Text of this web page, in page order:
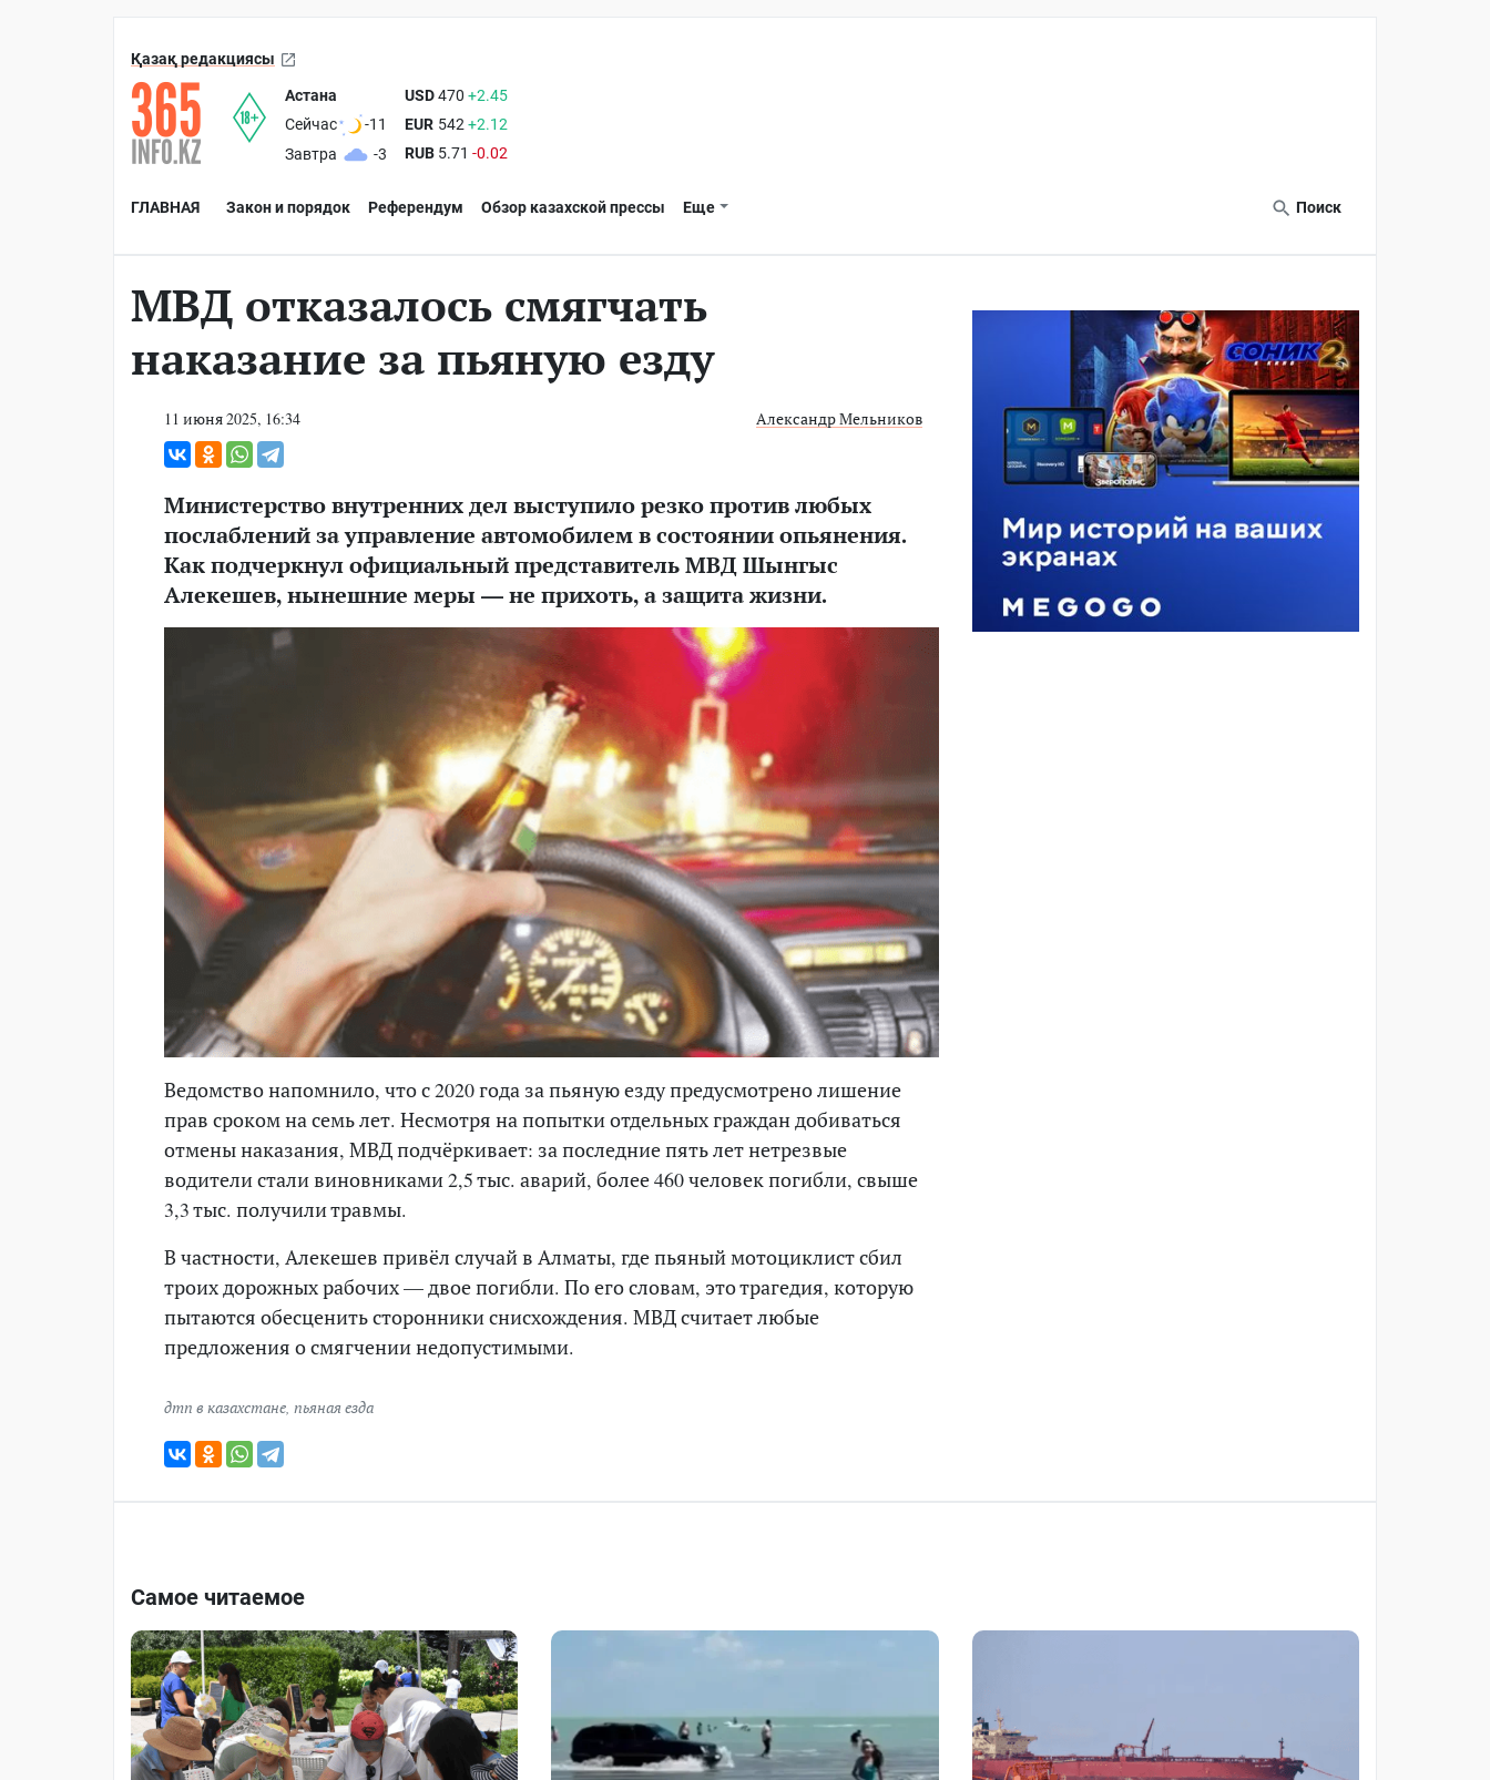
Қазақ редакциясы
Астана
Сейчас
-11
Завтра
-3
USD470 +2.45
EUR 542 +2.12
RUB 5.71 -0.02
ГЛАВНАЯ Закон и порядок Референдум Обзор казахской прессы Еще Поиск
МВД отказалось смягчать
наказание за пьяную езду
11 июня 2025, 16:34 Александр Мельников
Министерство внутренних дел выступило резко против любых
послаблений за управление автомобилем в состоянии опьянения.
Как подчеркнул официальный представитель МВД Шынгыс
Алекешев, нынешние меры — не прихоть, а защита жизни.
Ведомство напомнило, что с 2020 года за пьяную езду предусмотрено лишение
прав сроком на семь лет. Несмотря на попытки отдельных граждан добиваться
отмены наказания, МВД подчёркивает: за последние пять лет нетрезвые
водители стали виновниками 2,5 тыс. аварий, более 460 человек погибли, свыше
3,3 тыс. получили травмы.
В частности, Алекешев привёл случай в Алматы, где пьяный мотоциклист сбил
троих дорожных рабочих — двое погибли. По его словам, это трагедия, которую
пытаются обесценить сторонники снисхождения. МВД считает любые
предложения о смягчении недопустимыми.
дтп в казахстане, пьяная езда
Самое читаемое